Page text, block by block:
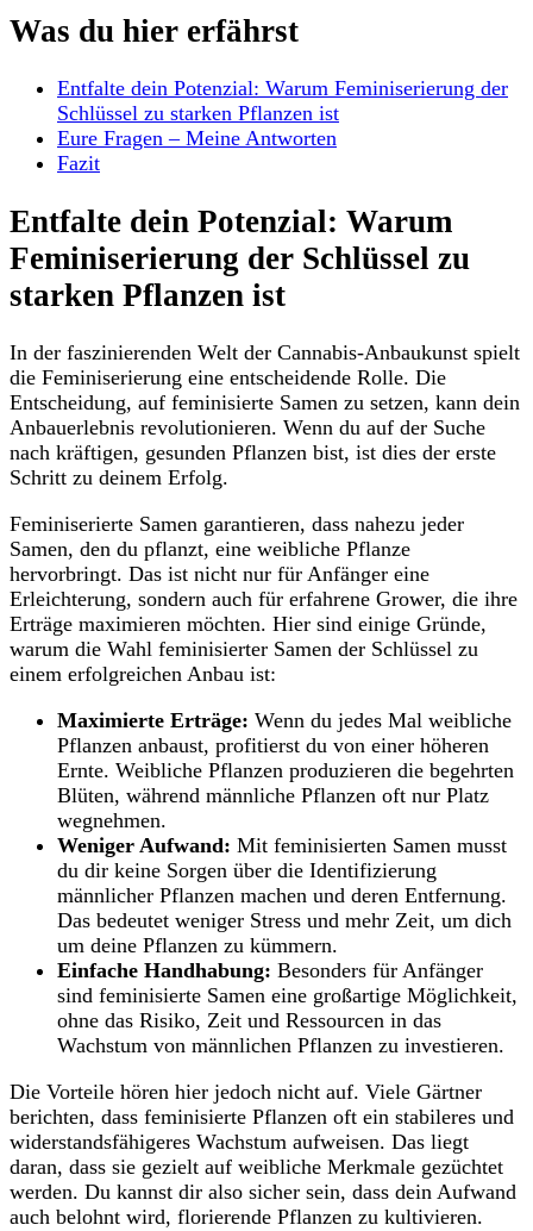
Was ‌du hier‌ erfährst
Entfalte dein Potenzial: Warum Feminiserierung der
Schlüssel ⁣zu‌ starken Pflanzen ist‌
Eure Fragen – Meine Antworten
Fazit
Entfalte dein⁤ Potenzial: Warum
Feminiserierung der ‍Schlüssel zu ​
starken Pflanzen ist
In ‍der faszinierenden Welt ⁢der Cannabis-Anbaukunst spielt
die Feminiserierung eine entscheidende ⁣Rolle. Die
Entscheidung, ⁣auf feminisierte Samen⁢ zu setzen,‍ kann dein
Anbauerlebnis revolutionieren. Wenn​ du auf ‌der Suche
nach kräftigen,⁢ gesunden⁤ Pflanzen bist,⁤ ist ‍dies der erste
Schritt zu ⁣deinem Erfolg.
Feminiserierte Samen ‌garantieren, ​dass nahezu jeder
Samen, ‍den du pflanzt, eine weibliche Pflanze
hervorbringt. Das ist nicht nur für Anfänger eine
Erleichterung,⁤ sondern auch ​für erfahrene Grower, die​ ihre
Erträge maximieren möchten. Hier‍ sind einige Gründe,⁣
warum die Wahl feminisierter Samen der Schlüssel ⁣zu
einem erfolgreichen ‍Anbau⁤ ist:
Maximierte ​Erträge: Wenn‍ du​ jedes Mal weibliche
Pflanzen anbaust,​ profitierst du von ⁤einer höheren‌
Ernte. Weibliche Pflanzen produzieren die begehrten
Blüten, während männliche ⁤Pflanzen oft nur ⁣Platz
wegnehmen.
Weniger ⁣Aufwand: Mit feminisierten Samen musst
du dir keine Sorgen​ über die Identifizierung⁢
männlicher Pflanzen machen und deren Entfernung.
Das ​bedeutet⁤ weniger Stress und mehr ‌Zeit, um ​dich
um‌ deine Pflanzen zu ⁤kümmern.
Einfache Handhabung: Besonders für Anfänger
sind⁣ feminisierte ⁢Samen eine großartige Möglichkeit,
ohne‌ das Risiko, Zeit und Ressourcen⁣ in ⁣das⁤
Wachstum von männlichen ⁣Pflanzen⁣ zu investieren.
Die ⁢Vorteile hören⁤ hier ‍jedoch ⁤nicht auf. Viele Gärtner
berichten, dass feminisierte Pflanzen oft ein stabileres und
widerstandsfähigeres Wachstum aufweisen. ⁢Das liegt
daran, dass sie ⁣gezielt auf ⁣weibliche Merkmale⁣ gezüchtet
werden.‍ Du kannst⁤ dir also sicher‍ sein, ⁤dass dein Aufwand‌
auch belohnt wird, ​florierende⁤ Pflanzen zu kultivieren.